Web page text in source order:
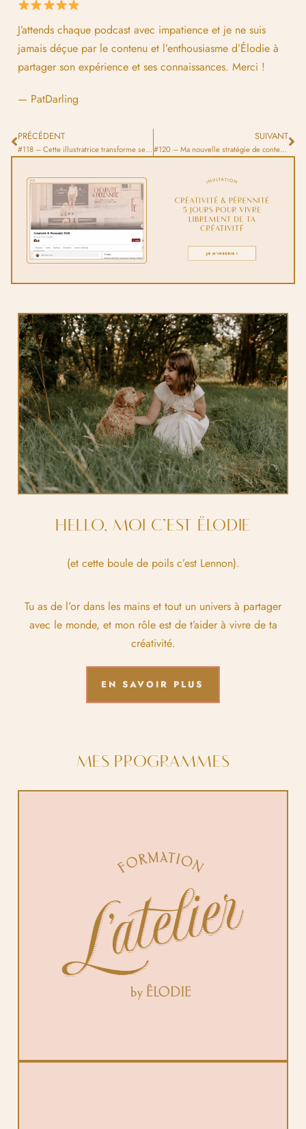
J’attends chaque podcast avec impatience et je ne suis
jamais déçue par le contenu et l’enthousiasme d’Élodie à
partager son expérience et ses connaissances. Merci !
— PatDarling
PRÉCÉDENT
#118 – Cette illustratrice transforme ses réflexions en créations poétiques
SUIVANT
#120 – Ma nouvelle stratégie de contenus dévoilée pour 2025
HELLO, MOI C’EST ËLODIE
(et cette boule de poils c’est Lennon).
Tu as de l’or dans les mains et tout un univers à partager
avec le monde, et mon rôle est de t’aider à vivre de ta
créativité.
EN SAVOIR PLUS
MES PROGRAMMES